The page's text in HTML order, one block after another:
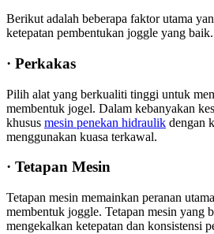
Berikut adalah beberapa faktor utama
ketepatan pembentukan joggle yang baik.
· Perkakas
Pilih alat yang berkualiti tinggi untuk
membentuk jogel. Dalam kebanyakan
khusus mesin penekan hidraulik dengan
menggunakan kuasa terkawal.
· Tetapan Mesin
Tetapan mesin memainkan peranan
membentuk joggle. Tetapan mesin yang
mengekalkan ketepatan dan konsistensi